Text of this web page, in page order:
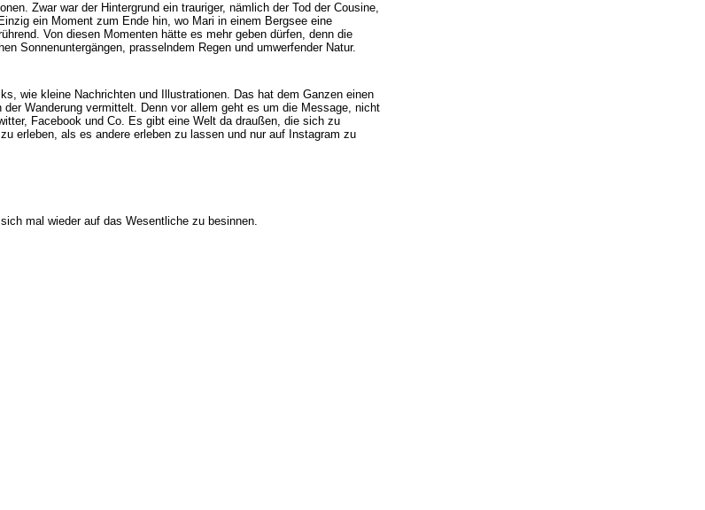
Zwar war der Hintergrund ein trauriger, nämlich der Tod der Cousine,
ein Moment zum Ende hin, wo Mari in einem Bergsee eine
Von diesen Momenten hätte es mehr geben dürfen, denn die
Sonnenuntergängen, prasselndem Regen und umwerfender Natur.
wie kleine Nachrichten und Illustrationen. Das hat dem Ganzen einen
Wanderung vermittelt. Denn vor allem geht es um die Message, nicht
Facebook und Co. Es gibt eine Welt da draußen, die sich zu
erleben, als es andere erleben zu lassen und nur auf Instagram zu
mal wieder auf das Wesentliche zu besinnen.